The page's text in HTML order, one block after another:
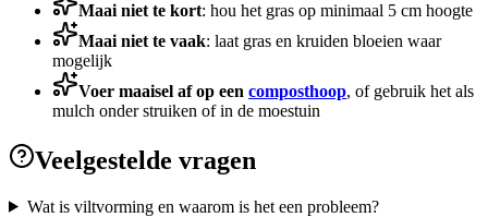
Maai niet te kort: hou het gras op minimaal 5 cm hoogte
Maai niet te vaak: laat gras en kruiden bloeien waar
mogelijk
Voer maaisel af op een composthoop, of gebruik het als
mulch onder struiken of in de moestuin
Veelgestelde vragen
Wat is viltvorming en waarom is het een probleem?